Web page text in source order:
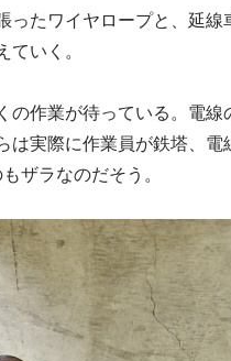
ったワイヤロープと、延線
いく。
作業が待っている。電線
は実際に作業員が鉄塔、電
ザラなのだそう。